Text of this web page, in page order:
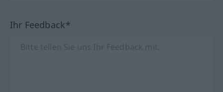
Ihr Feedback*